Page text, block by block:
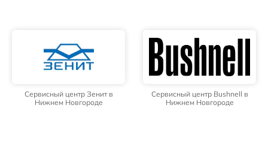
Сервисный центр Зенит в
Нижнем Новгороде
Сервисный центр Bushnell в
Нижнем Новгороде